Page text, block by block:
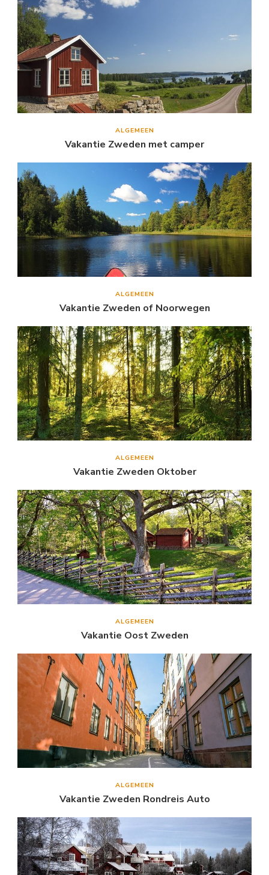
ALGEMEEN
Vakantie Zweden met camper
ALGEMEEN
Vakantie Zweden of Noorwegen
ALGEMEEN
Vakantie Zweden Oktober
ALGEMEEN
Vakantie Oost Zweden
ALGEMEEN
Vakantie Zweden Rondreis Auto